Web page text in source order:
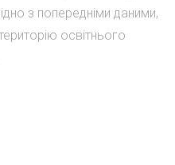
з попередніми даними,
освітнього